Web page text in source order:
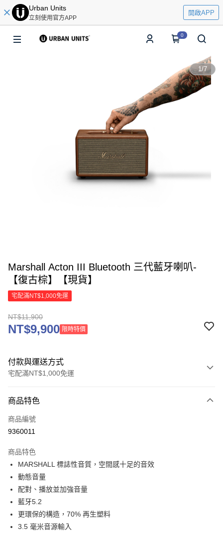
Urban Units
立刻使用官方APP
開啟APP
0
1/7
Marshall Acton III Bluetooth 三代藍牙喇叭-
【復古棕】【現貨】
宅配滿NT$1,000免運
NT$11,900
NT$9,900 限時特價
付款與運送方式
宅配滿NT$1,000免運
信用卡一次付款
信用卡分期付款
合作金庫商業銀行
華南商業銀行
彰化商業銀行
上海商業儲蓄銀行
國泰世華商業銀行
臺灣中小企業銀行
匯豐（台灣）商業銀行
聯邦商業銀行
元大商業銀行
6 期 0 利率 每期
華南商業銀行
上海商業儲蓄銀行
國泰世華商業銀行
臺灣中小企業銀行
匯豐（台灣）商業銀行
LINE Pay
Apple Pay
ATM付款
商品特色
商品編號
9360011
商品特色
MARSHALL 標誌性音質，空間感十足的音效
動態音量
配對、播放並加強音量
藍牙5.2
更環保的構造，70% 再生塑料
3.5 毫米音源輸入